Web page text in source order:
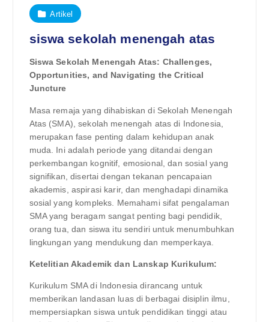
Artikel
siswa sekolah menengah atas
Siswa Sekolah Menengah Atas: Challenges,
Opportunities, and Navigating the Critical
Juncture
Masa remaja yang dihabiskan di Sekolah Menengah
Atas (SMA), sekolah menengah atas di Indonesia,
merupakan fase penting dalam kehidupan anak
muda. Ini adalah periode yang ditandai dengan
perkembangan kognitif, emosional, dan sosial yang
signifikan, disertai dengan tekanan pencapaian
akademis, aspirasi karir, dan menghadapi dinamika
sosial yang kompleks. Memahami sifat pengalaman
SMA yang beragam sangat penting bagi pendidik,
orang tua, dan siswa itu sendiri untuk menumbuhkan
lingkungan yang mendukung dan memperkaya.
Ketelitian Akademik dan Lanskap Kurikulum:
Kurikulum SMA di Indonesia dirancang untuk
memberikan landasan luas di berbagai disiplin ilmu,
mempersiapkan siswa untuk pendidikan tinggi atau